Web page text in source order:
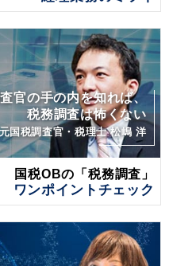
官の手の内を知れば、
税務調査は怖くない
国税調査官・税理士 松嶋 洋
国税OBの「税務調査」
ワンポイントチェック